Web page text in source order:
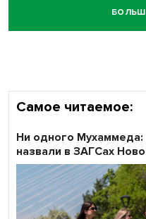
Самое читаемое:
Ни одного
назвали в ЗАГСах